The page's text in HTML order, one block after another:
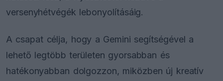
versenyhétvégék lebonyolításáig.
A csapat célja, hogy a Gemini segítségével a
lehető legtöbb területen gyorsabban és
hatékonyabban dolgozzon, miközben új kreatív